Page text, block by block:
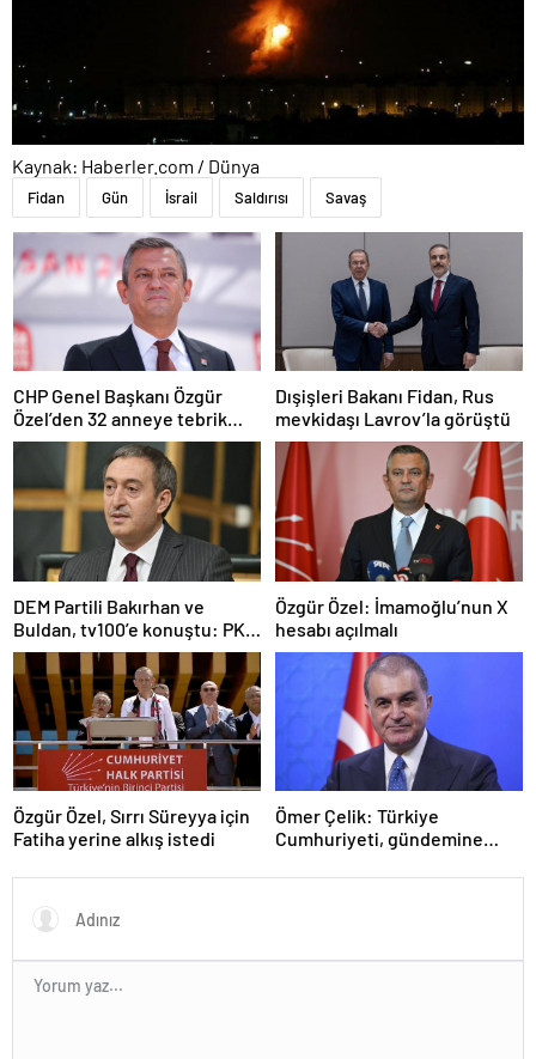
Kaynak: Haberler.com / Dünya
Fidan Gün İsrail Saldırısı Savaş
CHP Genel Başkanı Özgür
Özel’den 32 anneye tebrik
telefonu
Dışişleri Bakanı Fidan, Rus
mevkidaşı Lavrov’la görüştü
DEM Partili Bakırhan ve
Buldan, tv100’e konuştu: PKK
ne zaman kendini feshedecek
Özgür Özel: İmamoğlu’nun X
hesabı açılmalı
Özgür Özel, Sırrı Süreyya için
Fatiha yerine alkış istedi
Ömer Çelik: Türkiye
Cumhuriyeti, gündemine